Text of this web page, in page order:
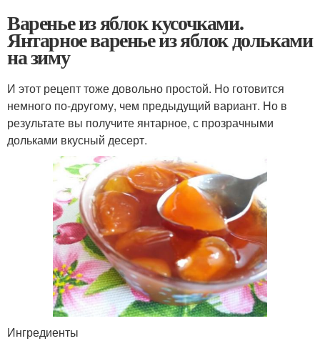
Варенье из яблок кусочками.
Янтарное варенье из яблок дольками
на зиму
И этот рецепт тоже довольно простой. Но готовится
немного по-другому, чем предыдущий вариант. Но в
результате вы получите янтарное, с прозрачными
дольками вкусный десерт.
Ингредиенты